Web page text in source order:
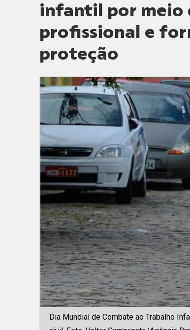
infantil por meio
profissional e
proteção
Dia Mundial de Combate ao Trabalho